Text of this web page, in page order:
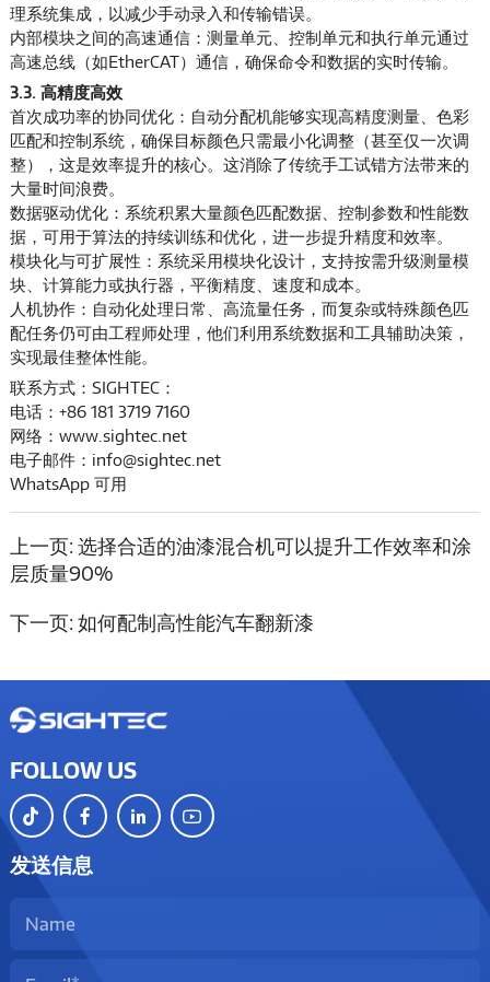
理系统集成，以减少手动录入和传输错误。
内部模块之间的高速通信：测量单元、控制单元和执行单元通过
高速总线（如EtherCAT）通信，确保命令和数据的实时传输。
3.3. 高精度高效
首次成功率的协同优化：自动分配机能够实现高精度测量、色彩
匹配和控制系统，确保目标颜色只需最小化调整（甚至仅一次调
整），这是效率提升的核心。这消除了传统手工试错方法带来的
大量时间浪费。
数据驱动优化：系统积累大量颜色匹配数据、控制参数和性能数
据，可用于算法的持续训练和优化，进一步提升精度和效率。
模块化与可扩展性：系统采用模块化设计，支持按需升级测量模
块、计算能力或执行器，平衡精度、速度和成本。
人机协作：自动化处理日常、高流量任务，而复杂或特殊颜色匹
配任务仍可由工程师处理，他们利用系统数据和工具辅助决策，
实现最佳整体性能。
联系方式：SIGHTEC：
电话：+86 181 3719 7160
网络：www.sightec.net
电子邮件：info@sightec.net
WhatsApp 可用
上一页: 选择合适的油漆混合机可以提升工作效率和涂
层质量90%
下一页: 如何配制高性能汽车翻新漆
FOLLOW US
发送信息